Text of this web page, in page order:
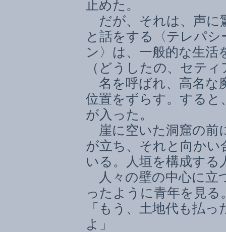
止めた。
だが、それは、声に
と話をする〈テレパ
ン〉は、一般的な生活
（どうしたの、セティ
名を呼ばれ、高名な
位置をずらす。すると
が入った。
崖に空いた洞窟の前
が立ち、それと向か
いる。人垣を構成する
人々の壁の中心に立
ったように青年を見る
「もう、土地代も払
よ」